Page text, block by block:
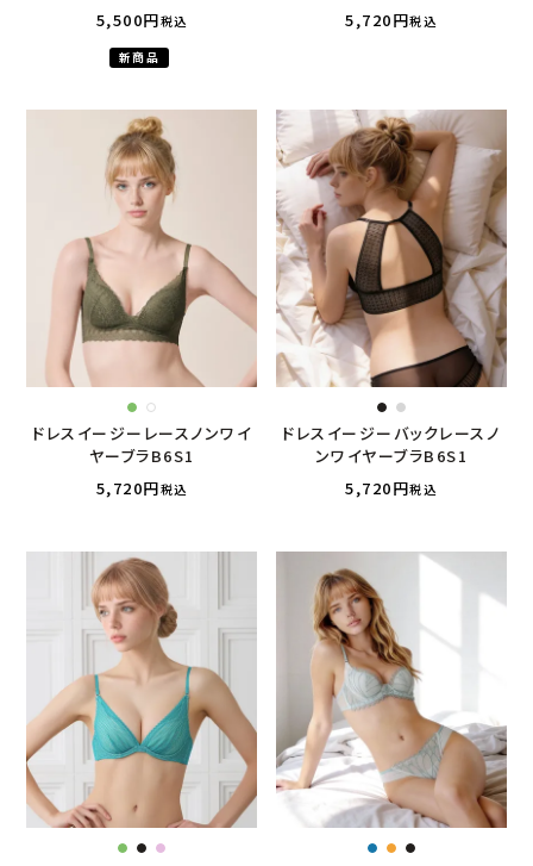
5,500 税込
新商品
5,720 税込
ドレスイージーレースノンワイ
ヤーブラB6S1
5,720
税込
ドレスイージーバックレースノ
ンワイヤーブラB6S1
5,720
税込